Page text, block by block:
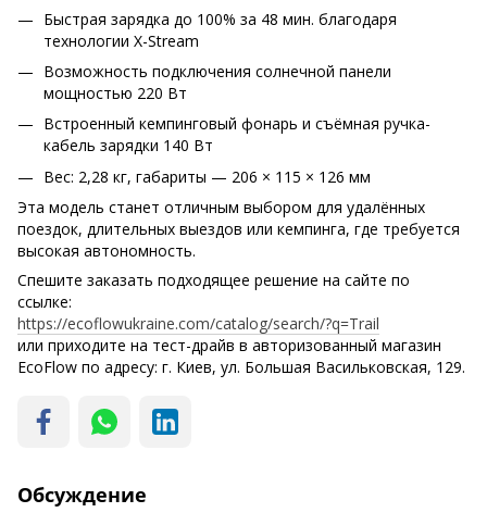
Быстрая зарядка до 100% за 48 мин. благодаря
технологии X-Stream
Возможность подключения солнечной панели
мощностью 220 Вт
Встроенный кемпинговый фонарь и съёмная ручка-
кабель зарядки 140 Вт
Вес: 2,28 кг, габариты — 206 × 115 × 126 мм
Эта модель станет отличным выбором для удалённых
поездок, длительных выездов или кемпинга, где требуется
высокая автономность.
Спешите заказать подходящее решение на сайте по
ссылке:
https://ecoflowukraine.com/catalog/search/?q=Trail
или приходите на тест-драйв в авторизованный магазин
EcoFlow по адресу: г. Киев, ул. Большая Васильковская, 129.
Обсуждение